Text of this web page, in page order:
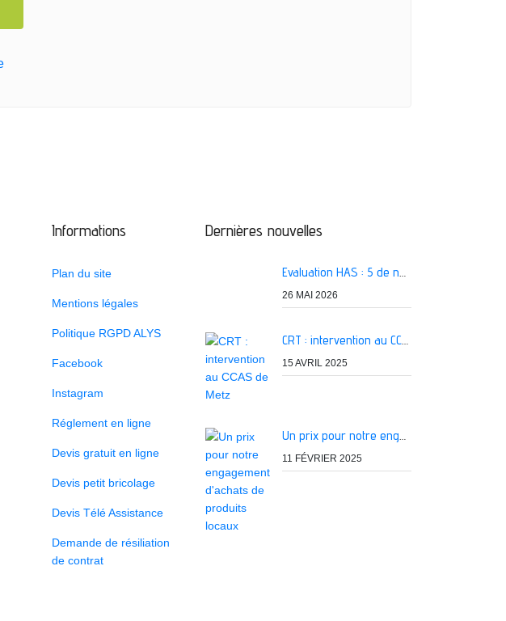
Informations
Plan du site
Mentions légales
Politique RGPD ALYS
Facebook
Instagram
Réglement en ligne
Devis gratuit en ligne
Devis petit bricolage
Devis Télé Assistance
Demande de résiliation
de contrat
Dernières nouvelles
Evaluation HAS : 5 de nos services classés A
26 MAI 2026
CRT : intervention au CCAS de Metz
15 AVRIL 2025
Un prix pour notre engagement d'achats de produits locaux
11 FÉVRIER 2025